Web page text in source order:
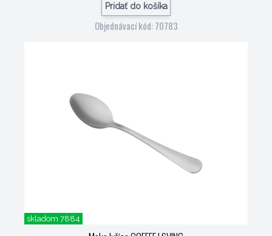
Pridať do košíka
Objednávací kód: 70783
skladom 7884